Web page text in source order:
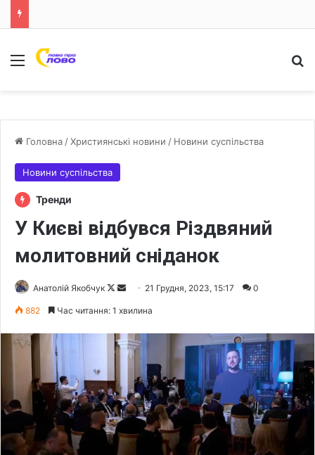
Меню
Головна /Християнські новини / Новини суспільства
Новини суспільства
Тренди
У Києві відбувся Різдвяний
молитовний сніданок
Анатолій Якобчук
F
l
o
n
X
d
a
e
m
i
21 Грудня, 2023, 15:17 0
882 Час читання: 1 хвилина